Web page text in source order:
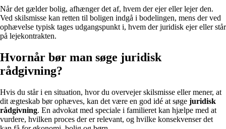
Når det gælder bolig, afhænger det af, hvem der ejer eller lejer den.
Ved skilsmisse kan retten til boligen indgå i bodelingen, mens der ved
ophævelse typisk tages udgangspunkt i, hvem der juridisk ejer eller står
på lejekontrakten.
Hvornår bør man søge juridisk
rådgivning?
Hvis du står i en situation, hvor du overvejer skilsmisse eller mener, at
dit ægteskab bør ophæves, kan det være en god idé at søge juridisk
rådgivning. En advokat med speciale i familieret kan hjælpe med at
vurdere, hvilken proces der er relevant, og hvilke konsekvenser det